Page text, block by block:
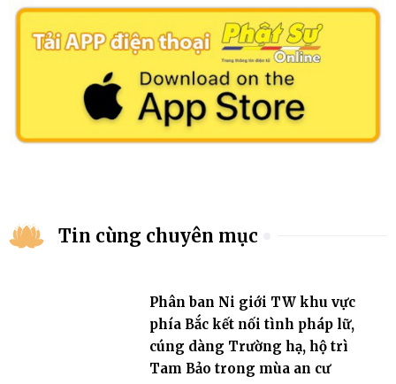
Tin cùng chuyên mục
Phân ban Ni giới TW khu vực
phía Bắc kết nối tình pháp lữ,
cúng dàng Trường hạ, hộ trì
Tam Bảo trong mùa an cư